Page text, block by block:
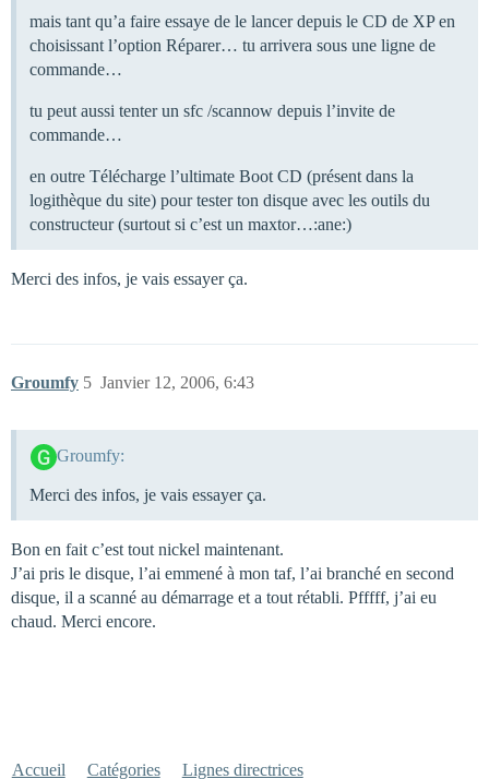
mais tant qu’a faire essaye de le lancer depuis le CD de XP en
choisissant l’option Réparer… tu arrivera sous une ligne de
commande…
tu peut aussi tenter un sfc /scannow depuis l’invite de
commande…
en outre Télécharge l’ultimate Boot CD (présent dans la
logithèque du site) pour tester ton disque avec les outils du
constructeur (surtout si c’est un maxtor…:ane:)
Merci des infos, je vais essayer ça.
Groumfy Janvier 12, 2006, 6:43
5
Groumfy:
Merci des infos, je vais essayer ça.
Bon en fait c’est tout nickel maintenant.
J’ai pris le disque, l’ai emmené à mon taf, l’ai branché en second
disque, il a scanné au démarrage et a tout rétabli. Pfffff, j’ai eu
chaud. Merci encore.
Accueil Catégories Lignes directrices